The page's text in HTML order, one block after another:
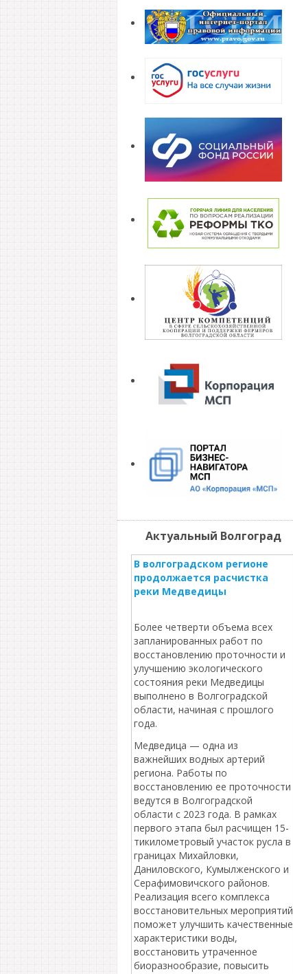
Актуальный Волгоград
В волгоградском регионе
продолжается расчистка
реки Медведицы
Более четверти объема всех
запланированных работ по
восстановлению проточности и
улучшению экологического
состояния реки Медведицы
выполнено в Волгоградской
области, начиная с прошлого
года.
Медведица — одна из
важнейших водных артерий
региона. Работы по
восстановлению ее проточности
ведутся в Волгоградской
области с 2023 года. В рамках
первого этапа был расчищен 15-
тикилометровый участок русла в
границах Михайловки,
Даниловского, Кумылженского и
Серафимовичского районов.
Реализация всего комплекса
восстановительных мероприятий
поможет улучшить качественные
характеристики воды,
восстановить утраченное
биоразнообразие, повысить